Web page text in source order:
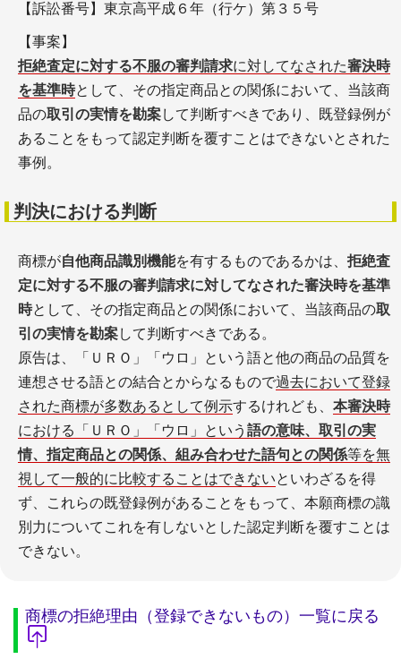
【訴訟番号】東京高平成６年（行ケ）第３５号
【事案】
拒絶査定に対する不服の審判請求に対してなされた審決時
を基準時として、その指定商品との関係において、当該商
品の取引の実情を勘案して判断すべきであり、既登録例が
あることをもって認定判断を覆すことはできないとされた
事例。
判決における判断
商標が自他商品識別機能を有するものであるかは、 拒絶査
定に対する不服の審判請求に対してなされた審決時を基準
時として、その指定商品との関係において、当該商品の取
引の実情を勘案して判断すべきである。
原告は、「ＵＲＯ」「ウロ」という語と他の商品の品質を
連想させる語との結合とからなるもので過去において登録
された商標が多数あるとして例示するけれども、 本審決時
における「ＵＲＯ」「ウロ」という 語の意味、取引の実
情、指定商品との関係、組み合わせた語句との関係等を無
視して一般的に比較することはできないといわざるを得
ず、これらの既登録例があることをもって、本願商標の識
別力についてこれを有しないとした認定判断を覆すことは
できない。
商標の拒絶理由（登録できないもの）一覧に戻る